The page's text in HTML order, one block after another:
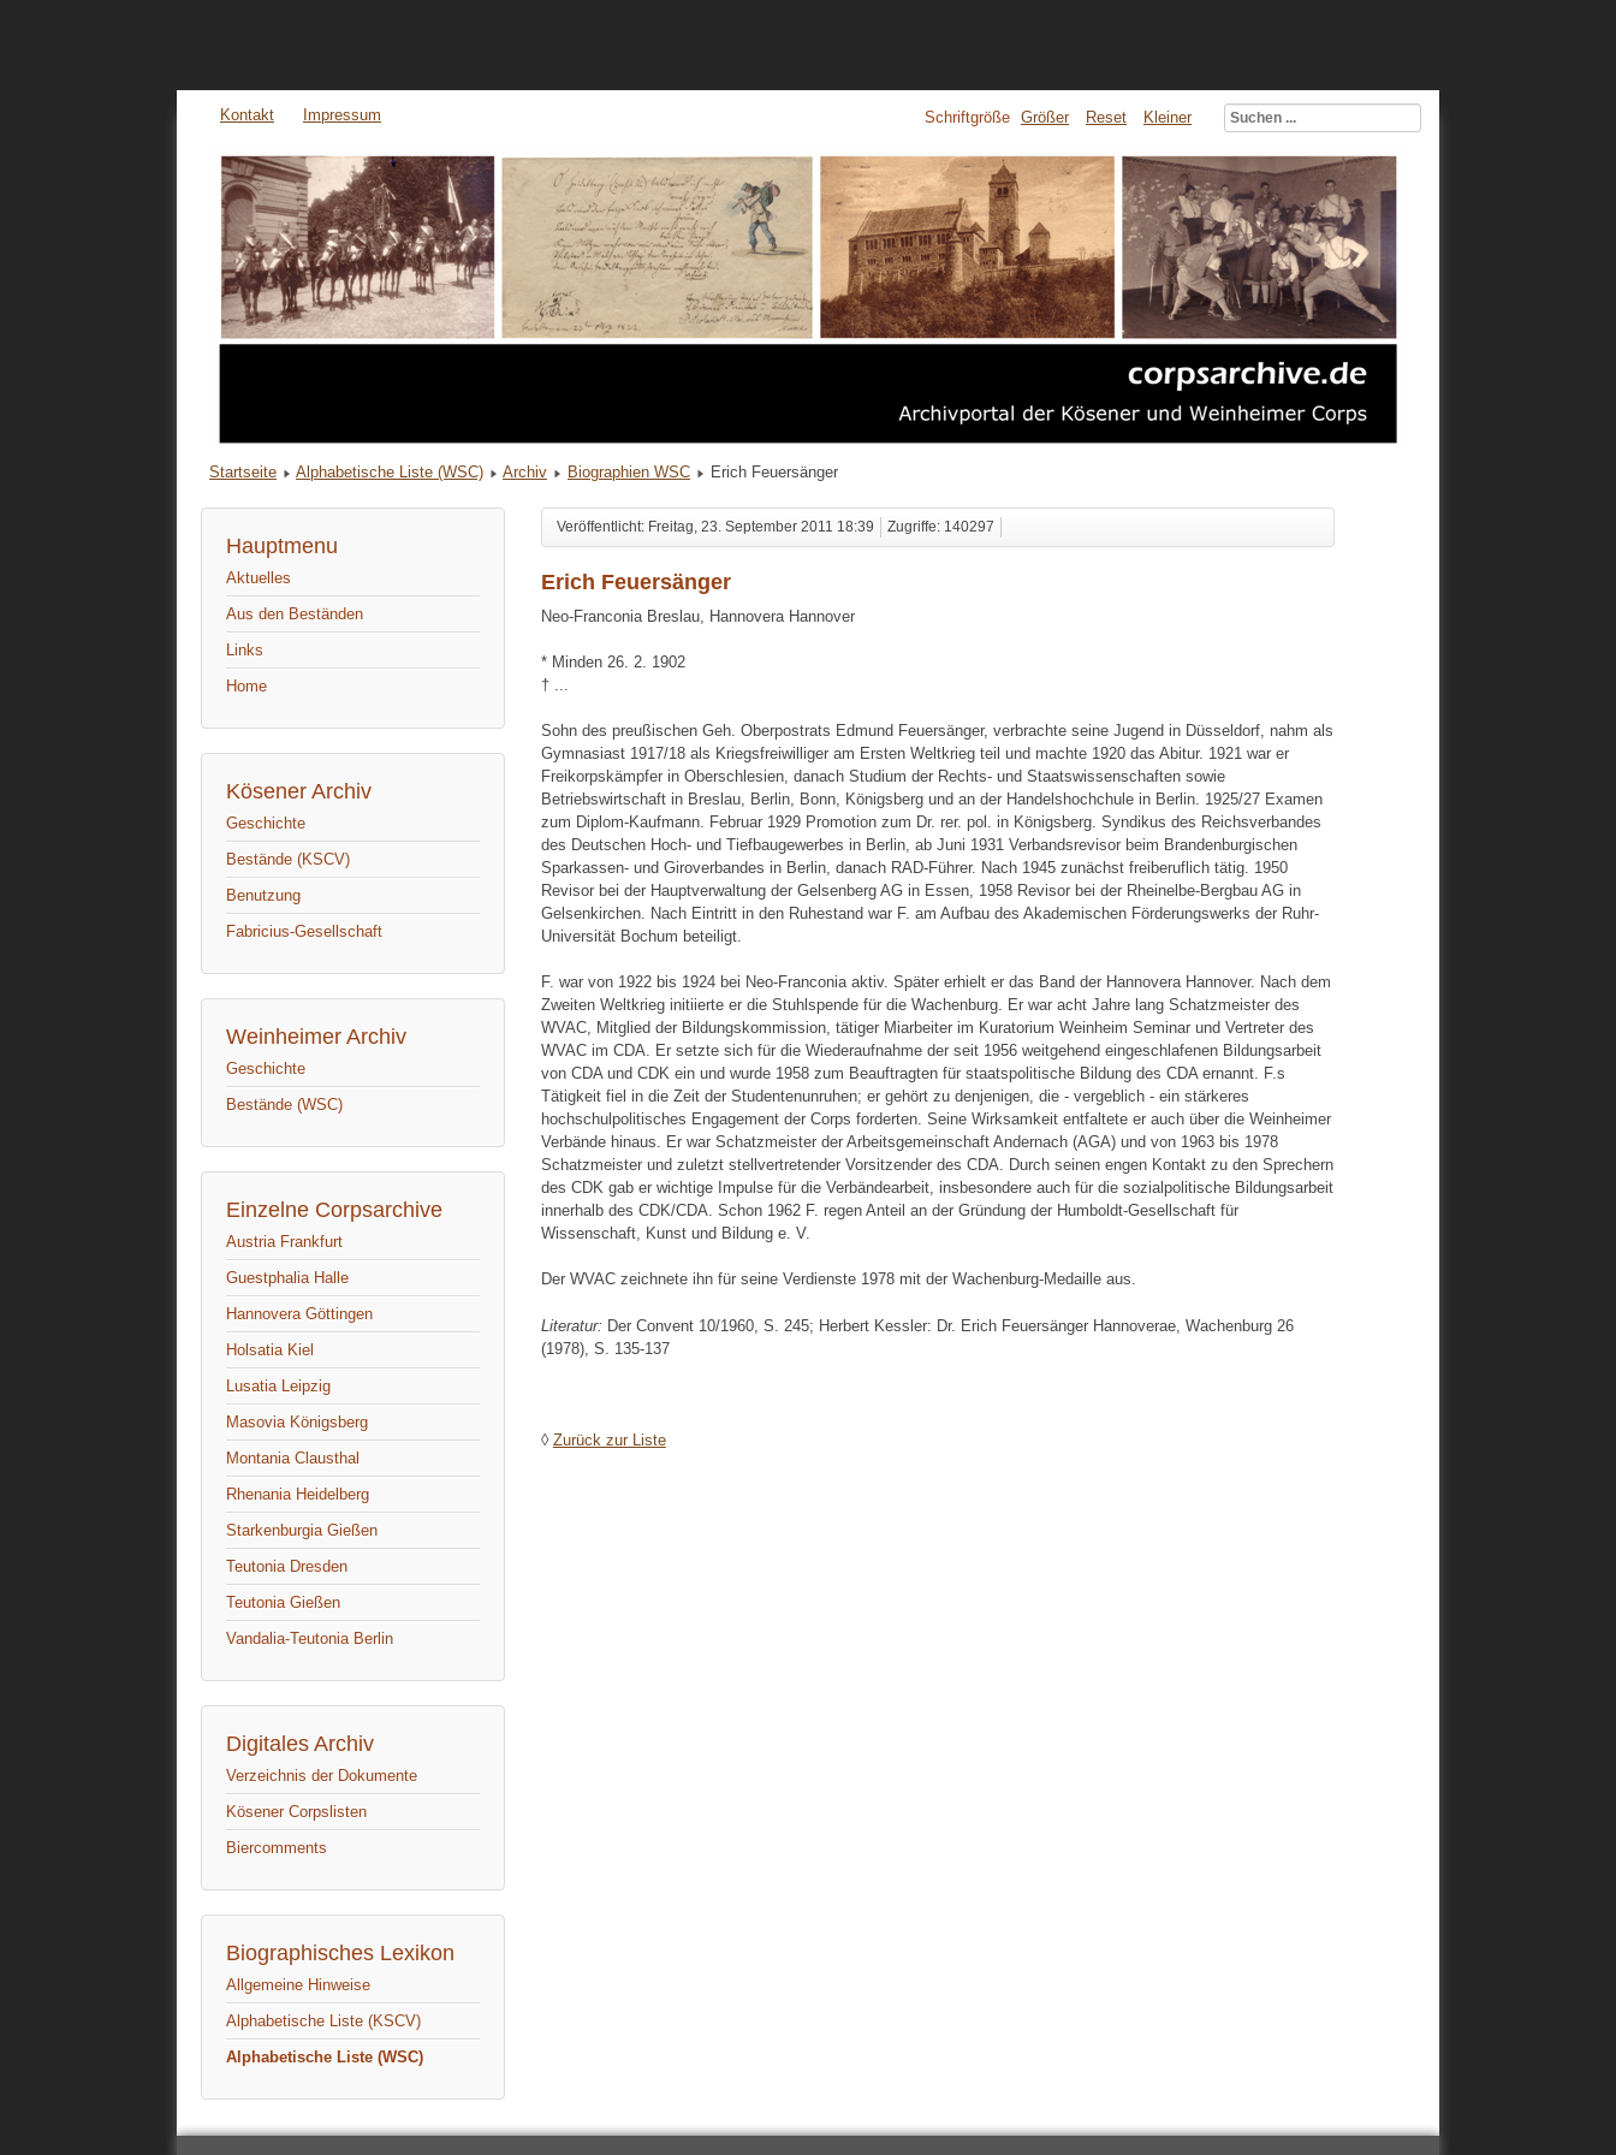
Kontakt Impressum Schriftgröße Größer Reset Kleiner
Startseite Alphabetische Liste (WSC) Archiv Biographien WSC Erich Feuersänger
Hauptmenu
Aktuelles
Aus den Beständen
Links
Home
Kösener Archiv
Geschichte
Bestände (KSCV)
Benutzung
Fabricius-Gesellschaft
Weinheimer Archiv
Geschichte
Bestände (WSC)
Einzelne Corpsarchive
Austria Frankfurt
Guestphalia Halle
Hannovera Göttingen
Holsatia Kiel
Lusatia Leipzig
Masovia Königsberg
Montania Clausthal
Rhenania Heidelberg
Starkenburgia Gießen
Teutonia Dresden
Teutonia Gießen
Vandalia-Teutonia Berlin
Digitales Archiv
Verzeichnis der Dokumente
Kösener Corpslisten
Biercomments
Biographisches Lexikon
Allgemeine Hinweise
Alphabetische Liste (KSCV)
Alphabetische Liste (WSC)
Veröffentlicht: Freitag, 23. September 2011 18:39 Zugriffe: 140297
Erich Feuersänger
Neo-Franconia Breslau, Hannovera Hannover
* Minden 26. 2. 1902
† ...
Sohn des preußischen Geh. Oberpostrats Edmund Feuersänger, verbrachte seine Jugend in Düsseldorf, nahm als
Gymnasiast 1917/18 als Kriegsfreiwilliger am Ersten Weltkrieg teil und machte 1920 das Abitur. 1921 war er
Freikorpskämpfer in Oberschlesien, danach Studium der Rechts- und Staatswissenschaften sowie
Betriebswirtschaft in Breslau, Berlin, Bonn, Königsberg und an der Handelshochchule in Berlin. 1925/27 Examen
zum Diplom-Kaufmann. Februar 1929 Promotion zum Dr. rer. pol. in Königsberg. Syndikus des Reichsverbandes
des Deutschen Hoch- und Tiefbaugewerbes in Berlin, ab Juni 1931 Verbandsrevisor beim Brandenburgischen
Sparkassen- und Giroverbandes in Berlin, danach RAD-Führer. Nach 1945 zunächst freiberuflich tätig. 1950
Revisor bei der Hauptverwaltung der Gelsenberg AG in Essen, 1958 Revisor bei der Rheinelbe-Bergbau AG in
Gelsenkirchen. Nach Eintritt in den Ruhestand war F. am Aufbau des Akademischen Förderungswerks der Ruhr-
Universität Bochum beteiligt.
F. war von 1922 bis 1924 bei Neo-Franconia aktiv. Später erhielt er das Band der Hannovera Hannover. Nach dem
Zweiten Weltkrieg initiierte er die Stuhlspende für die Wachenburg. Er war acht Jahre lang Schatzmeister des
WVAC, Mitglied der Bildungskommission, tätiger Miarbeiter im Kuratorium Weinheim Seminar und Vertreter des
WVAC im CDA. Er setzte sich für die Wiederaufnahme der seit 1956 weitgehend eingeschlafenen Bildungsarbeit
von CDA und CDK ein und wurde 1958 zum Beauftragten für staatspolitische Bildung des CDA ernannt. F.s
Tätigkeit fiel in die Zeit der Studentenunruhen; er gehört zu denjenigen, die - vergeblich - ein stärkeres
hochschulpolitisches Engagement der Corps forderten. Seine Wirksamkeit entfaltete er auch über die Weinheimer
Verbände hinaus. Er war Schatzmeister der Arbeitsgemeinschaft Andernach (AGA) und von 1963 bis 1978
Schatzmeister und zuletzt stellvertretender Vorsitzender des CDA. Durch seinen engen Kontakt zu den Sprechern
des CDK gab er wichtige Impulse für die Verbändearbeit, insbesondere auch für die sozialpolitische Bildungsarbeit
innerhalb des CDK/CDA. Schon 1962 F. regen Anteil an der Gründung der Humboldt-Gesellschaft für
Wissenschaft, Kunst und Bildung e. V.
Der WVAC zeichnete ihn für seine Verdienste 1978 mit der Wachenburg-Medaille aus.
Literatur: Der Convent 10/1960, S. 245; Herbert Kessler: Dr. Erich Feuersänger Hannoverae, Wachenburg 26
(1978), S. 135-137
◊ Zurück zur Liste